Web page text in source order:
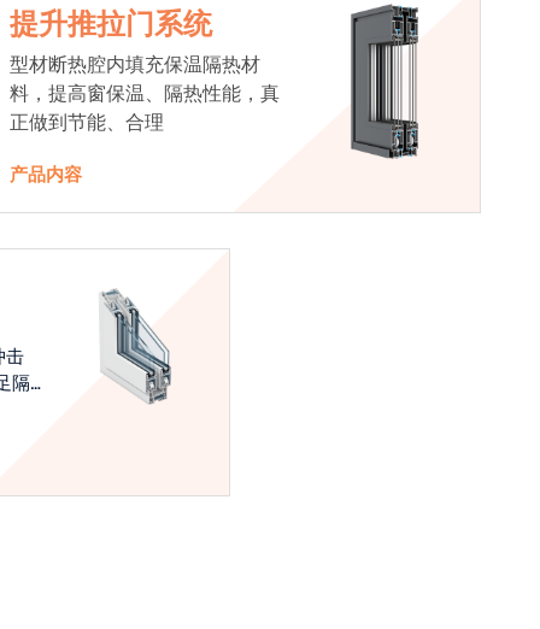
提升推拉门系统
型材断热腔内填充保温隔热材
料，提高窗保温、隔热性能，真
正做到节能、合理
产品内容
击
隔